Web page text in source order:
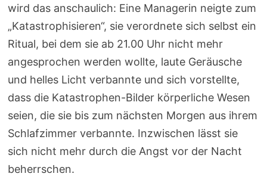
wird das anschaulich: Eine Managerin neigte zum
„Katastrophisieren“, sie verordnete sich selbst ein
Ritual, bei dem sie ab 21.00 Uhr nicht mehr
angesprochen werden wollte, laute Geräusche
und helles Licht verbannte und sich vorstellte,
dass die Katastrophen-Bilder körperliche Wesen
seien, die sie bis zum nächsten Morgen aus ihrem
Schlafzimmer verbannte. Inzwischen lässt sie
sich nicht mehr durch die Angst vor der Nacht
beherrschen.